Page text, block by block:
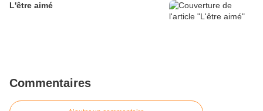
L'être aimé
Commentaires